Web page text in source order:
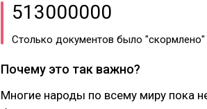
513000000
Столько документов было
Почему это так важно?
Многие народы по всему миру пока